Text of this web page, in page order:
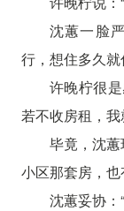
沈蕙一脸
行，想住多久
许晚柠很
若不收房租，我
毕竟，沈
小区那套房，也
沈蕙妥协：